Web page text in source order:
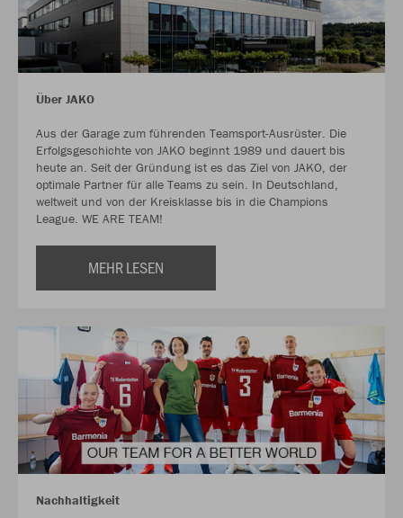
Über JAKO
Aus der Garage zum führenden Teamsport-Ausrüster. Die
Erfolgsgeschichte von JAKO beginnt 1989 und dauert bis
heute an. Seit der Gründung ist es das Ziel von JAKO, der
optimale Partner für alle Teams zu sein. In Deutschland,
weltweit und von der Kreisklasse bis in die Champions
League. WE ARE TEAM!
MEHR LESEN
Nachhaltigkeit